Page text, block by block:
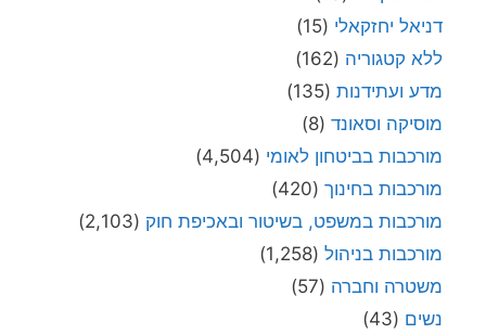
דניאל יחזקאלי (15)
ללא קטגוריה (162)
מדע ועתידנות (135)
מוסיקה וסאונד (8)
מורכבות בביטחון לאומי (4,504)
מורכבות בחינוך (420)
מורכבות במשפט, בשיטור ובאכיפת חוק (2,103)
מורכבות בניהול (1,258)
משטרה וחברה (57)
נשים (43)